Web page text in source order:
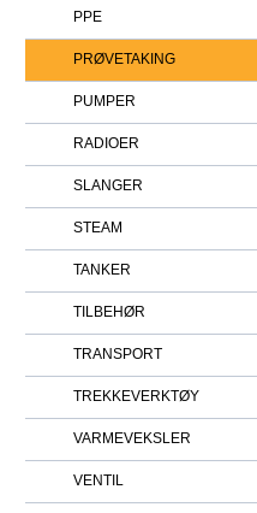
PPE
PRØVETAKING
PUMPER
RADIOER
SLANGER
STEAM
TANKER
TILBEHØR
TRANSPORT
TREKKEVERKTØY
VARMEVEKSLER
VENTIL